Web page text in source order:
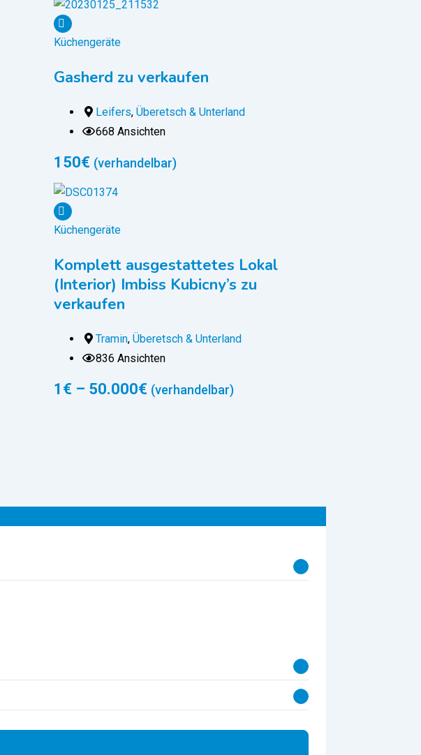
Küchengeräte
Gasherd zu verkaufen
Leifers, Überetsch & Unterland
668 Ansichten
150€ (verhandelbar)
Küchengeräte
Komplett ausgestattetes Lokal
(Interior) Imbiss Kubicny’s zu
verkaufen
Tramin, Überetsch & Unterland
836 Ansichten
1 € – 50.000€ (verhandelbar)